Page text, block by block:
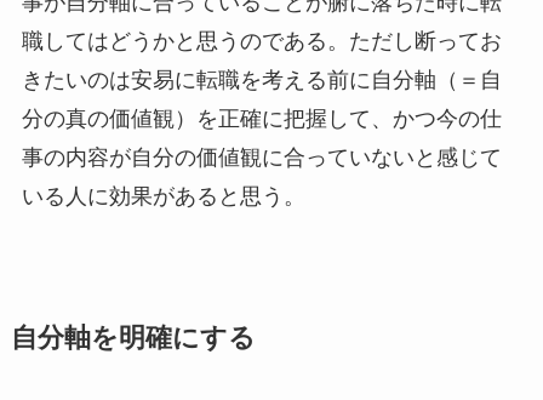
職してはどうかと思うのである。ただし断ってお
きたいのは安易に転職を考える前に自分軸（＝自
分の真の価値観）を正確に把握して、かつ今の仕
事の内容が自分の価値観に合っていない と感じて
いる人に効果があると思う。
自分軸を明確にする